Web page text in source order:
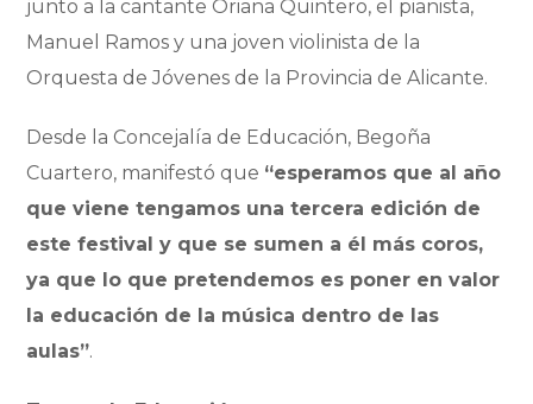
junto a la cantante Oriana Quintero, el pianista,
Manuel Ramos y una joven violinista de la
Orquesta de Jóvenes de la Provincia de Alicante.
Desde la Concejalía de Educación, Begoña
Cuartero, manifestó que “esperamos que al año
que viene tengamos una tercera edición de
este festival y que se sumen a él más coros,
ya que lo que pretendemos es poner en valor
la educación de la música dentro de las
aulas”.